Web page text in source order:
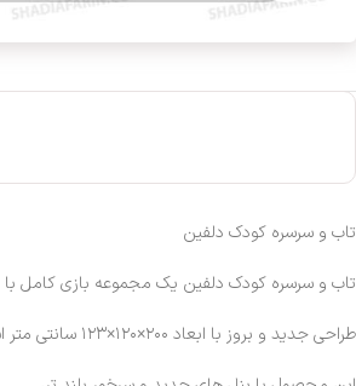
تاب و سرسره کودک دلفین
تاب و سرسره کودک دلفین یک مجموعه بازی کامل با
طراحی جدید و بروز با ابعاد ۲۰۰×۱۲۰×۱۲۳ سانتی متر است.